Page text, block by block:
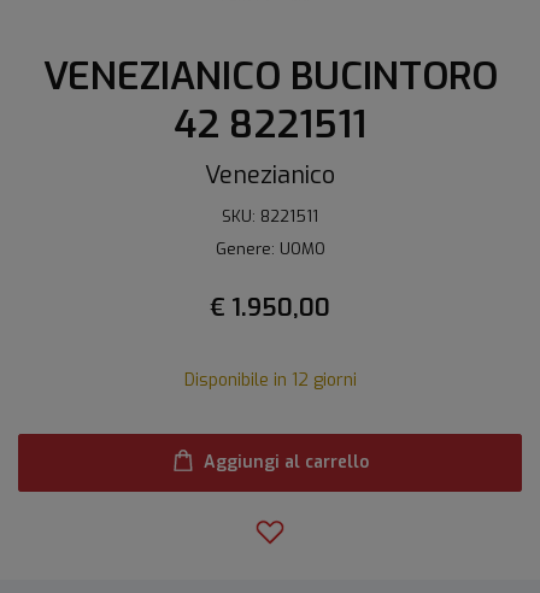
VENEZIANICO BUCINTORO
42 8221511
Venezianico
SKU: 8221511
Genere: UOMO
€ 1.950,00
Disponibile in 12 giorni
Aggiungi al carrello